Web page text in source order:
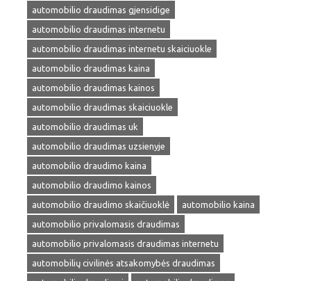
automobilio draudimas gjensidige
automobilio draudimas internetu
automobilio draudimas internetu skaiciuokle
automobilio draudimas kaina
automobilio draudimas kainos
automobilio draudimas skaiciuokle
automobilio draudimas uk
automobilio draudimas uzsienyje
automobilio draudimo kaina
automobilio draudimo kainos
automobilio draudimo skaičiuoklė
automobilio kaina
automobilio privalomasis draudimas
automobilio privalomasis draudimas internetu
automobilių civilinės atsakomybės draudimas